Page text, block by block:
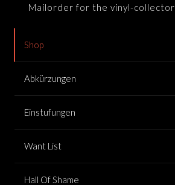
Mailorder for the vinyl-collector
Shop
Abkürzungen
Einstufungen
Want List
Hall Of Shame